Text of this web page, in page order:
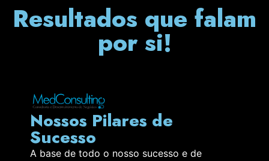
Resultados que falam
por si!
Nossos Pilares de
Sucesso
A base de todo o nosso sucesso e de